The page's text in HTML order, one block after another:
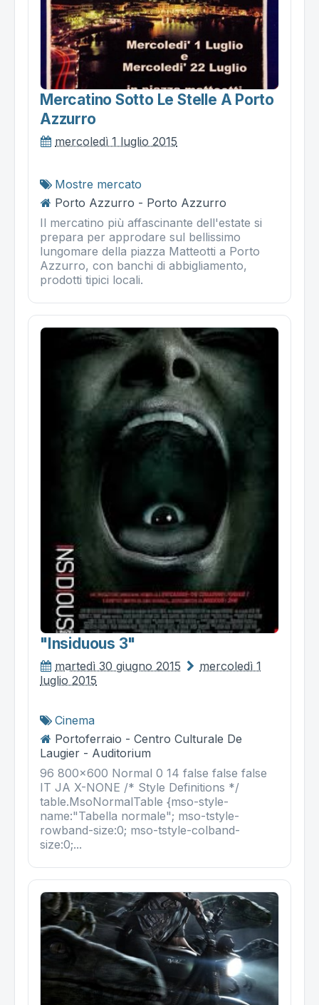
Mercatino Sotto Le Stelle A Porto
Azzurro
mercoledì 1 luglio 2015
Mostre mercato
Porto Azzurro - Porto Azzurro
Il mercatino più affascinante dell'estate si
prepara per approdare sul bellissimo
lungomare della piazza Matteotti a Porto
Azzurro, con banchi di abbigliamento,
prodotti tipici locali.
"insiduous 3"
martedì 30 giugno 2015
mercoledì 1
luglio 2015
Cinema
Portoferraio - Centro Culturale De
Laugier - Auditorium
96 800x600 Normal 0 14 false false false
IT JA X-NONE /* Style Definitions */
table.MsoNormalTable {mso-style-
name:"Tabella normale"; mso-tstyle-
rowband-size:0; mso-tstyle-colband-
size:0;...